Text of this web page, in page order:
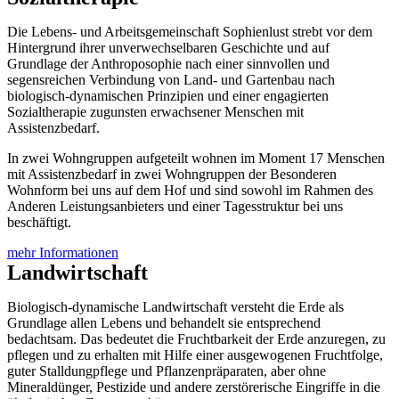
Die Lebens- und Arbeitsgemeinschaft Sophienlust strebt vor dem
Hintergrund ihrer unverwechselbaren Geschichte und auf
Grundlage der Anthroposophie nach einer sinnvollen und
segensreichen Verbindung von Land- und Gartenbau nach
biologisch-dynamischen Prinzipien und einer engagierten
Sozialtherapie zugunsten erwachsener Menschen mit
Assistenzbedarf.
In zwei Wohngruppen aufgeteilt wohnen im Moment 17 Menschen
mit Assistenzbedarf in zwei Wohngruppen der Besonderen
Wohnform bei uns auf dem Hof und sind sowohl im Rahmen des
Anderen Leistungsanbieters und einer Tagesstruktur bei uns
beschäftigt.
mehr Informationen
Landwirtschaft
Biologisch-dynamische Landwirtschaft versteht die Erde als
Grundlage allen Lebens und behandelt sie entsprechend
bedachtsam. Das bedeutet die Fruchtbarkeit der Erde anzuregen, zu
pflegen und zu erhalten mit Hilfe einer ausgewogenen Fruchtfolge,
guter Stalldungpflege und Pflanzenpräparaten, aber ohne
Mineraldünger, Pestizide und andere zerstörerische Eingriffe in die